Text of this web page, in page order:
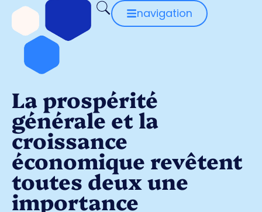
navigation
La prospérité
générale et la
croissance
économique revêtent
toutes deux une
importance